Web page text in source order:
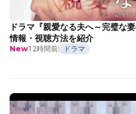
ドラマ『親愛なる夫へ～完璧な
情報・視聴方法を紹介
New12時間前 ドラマ